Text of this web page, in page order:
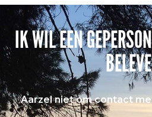
IK WIL EEN
Aarzel niet om contact